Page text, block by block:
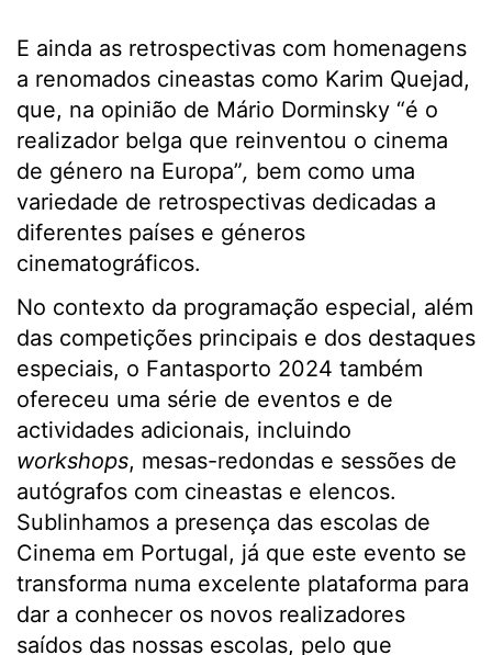
E ainda as retrospectivas com homenagens
a renomados cineastas como Karim Quejad,
que, na opinião de Mário Dorminsky “é o
realizador belga que reinventou o cinema
de género na Europa”, bem como uma
variedade de retrospectivas dedicadas a
diferentes países e géneros
cinematográficos.
No contexto da programação especial, além
das competições principais e dos destaques
especiais, o Fantasporto 2024 também
ofereceu uma série de eventos e de
actividades adicionais, incluindo
workshops, mesas-redondas e sessões de
autógrafos com cineastas e elencos.
Sublinhamos a presença das escolas de
Cinema em Portugal, já que este evento se
transforma numa excelente plataforma para
dar a conhecer os novos realizadores
saídos das nossas escolas, pelo que